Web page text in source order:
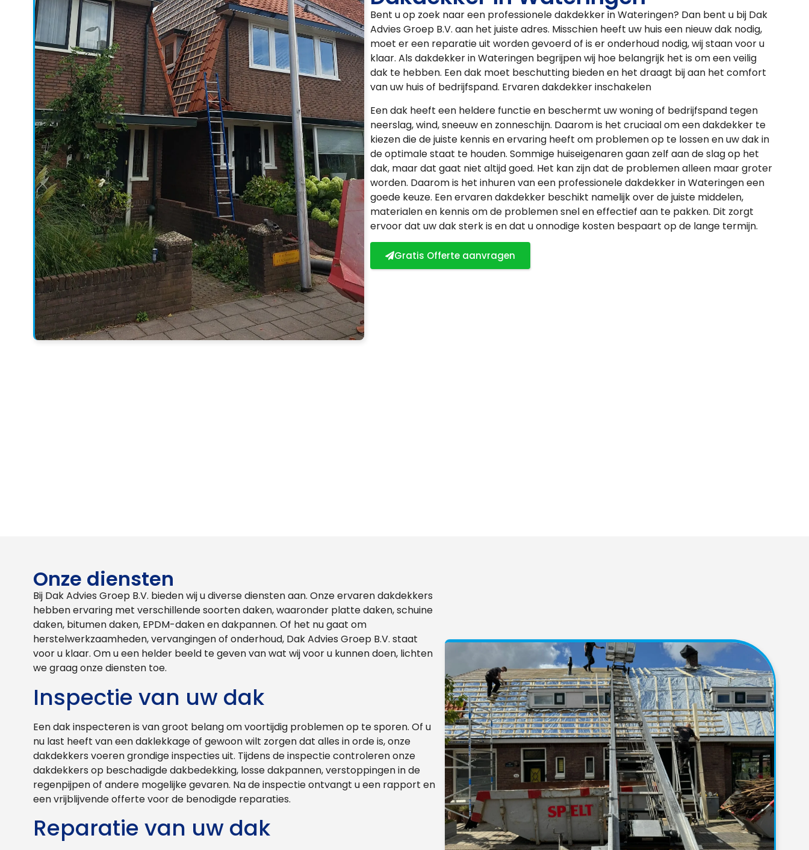
Bent u op zoek naar een professionele dakdekker in Wateringen? Dan bent u bij Dak
Advies Groep B.V. aan het juiste adres. Misschien heeft uw huis een nieuw dak nodig,
moet er een reparatie uit worden gevoerd of is er onderhoud nodig, wij staan voor u
klaar. Als dakdekker in Wateringen begrijpen wij hoe belangrijk het is om een veilig
dak te hebben. Een dak moet beschutting bieden en het draagt bij aan het comfort
van uw huis of bedrijfspand. Ervaren dakdekker inschakelen
Een dak heeft een heldere functie en beschermt uw woning of bedrijfspand tegen
neerslag, wind, sneeuw en zonneschijn. Daarom is het cruciaal om een dakdekker te
kiezen die de juiste kennis en ervaring heeft om problemen op te lossen en uw dak in
de optimale staat te houden. Sommige huiseigenaren gaan zelf aan de slag op het
dak, maar dat gaat niet altijd goed. Het kan zijn dat de problemen alleen maar groter
worden. Daarom is het inhuren van een professionele dakdekker in Wateringen een
goede keuze. Een ervaren dakdekker beschikt namelijk over de juiste middelen,
materialen en kennis om de problemen snel en effectief aan te pakken. Dit zorgt
ervoor dat uw dak sterk is en dat u onnodige kosten bespaart op de lange termijn.
Gratis Offerte aanvragen
Onze diensten
Bij Dak Advies Groep B.V. bieden wij u diverse diensten aan. Onze ervaren dakdekkers
hebben ervaring met verschillende soorten daken, waaronder platte daken, schuine
daken, bitumen daken, EPDM-daken en dakpannen. Of het nu gaat om
herstelwerkzaamheden, vervangingen of onderhoud, Dak Advies Groep B.V. staat
voor u klaar. Om u een helder beeld te geven van wat wij voor u kunnen doen, lichten
we graag onze diensten toe.
Inspectie van uw dak
Een dak inspecteren is van groot belang om voortijdig problemen op te sporen. Of u
nu last heeft van een daklekkage of gewoon wilt zorgen dat alles in orde is, onze
dakdekkers voeren grondige inspecties uit. Tijdens de inspectie controleren onze
dakdekkers op beschadigde dakbedekking, losse dakpannen, verstoppingen in de
regenpijpen of andere mogelijke gevaren. Na de inspectie ontvangt u een rapport en
een vrijblijvende offerte voor de benodigde reparaties.
Reparatie van uw dak